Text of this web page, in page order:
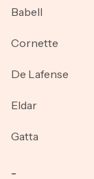
Babell
Cornette
De Lafense
Eldar
Gatta